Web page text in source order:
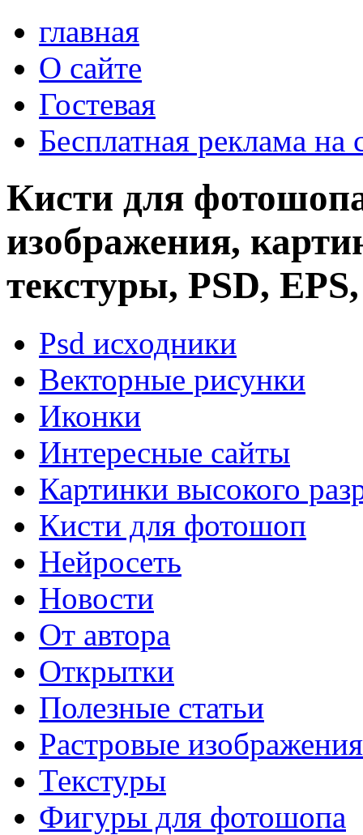
главная
О сайте
Гостевая
Бесплатная реклама на
Кисти для
изображения,
текстуры, PSD,
Psd исходники
Векторные рисунки
Иконки
Интересные сайты
Картинки высокого
Кисти для фотошоп
Нейросеть
Новости
От автора
Открытки
Полезные статьи
Растровые изображения
Текстуры
Фигуры для фотошопа